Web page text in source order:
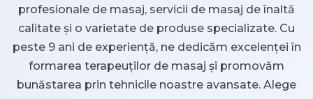
profesionale de masaj, servicii de masaj de înaltă
calitate și o varietate de produse specializate. Cu
peste 9 ani de experiență, ne dedicăm excelenței în
formarea terapeuților de masaj și promovăm
bunăstarea prin tehnicile noastre avansate. Alege